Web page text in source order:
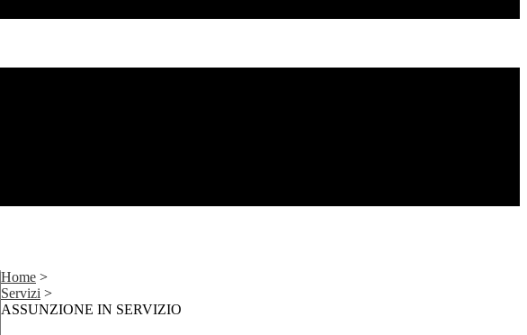
Home >
Servizi >
ASSUNZIONE IN SERVIZIO